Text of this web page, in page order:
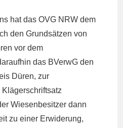
hat das OVG NRW dem
den Grundsätzen von
vor dem
das BVerwG den
Düren, zur
Wiesenbesitzer dann
zu einer Erwiderung,